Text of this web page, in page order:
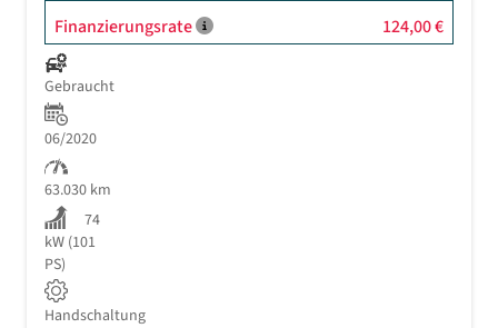
Finanzierungsrate 124,00 €
Gebraucht
06/2020
63.030 km
74
kW (101
PS)
Handschaltung